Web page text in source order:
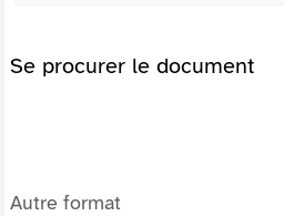
Se procurer le document
Autre format